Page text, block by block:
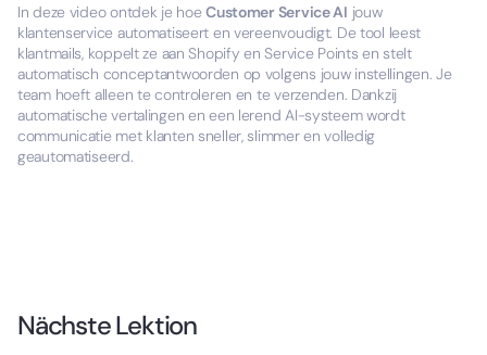
In deze video ontdek je hoeCustomer Service AI jouw
klantenservice automatiseert en vereenvoudigt. De tool leest
klantmails, koppelt ze aan Shopify en Service Points en stelt
automatisch conceptantwoorden op volgens jouw instellingen. Je
team hoeft alleen te controleren en te verzenden. Dankzij
automatische vertalingen en een lerend AI-systeem wordt
communicatie met klanten sneller, slimmer en volledig
geautomatiseerd.
Nächste Lektion